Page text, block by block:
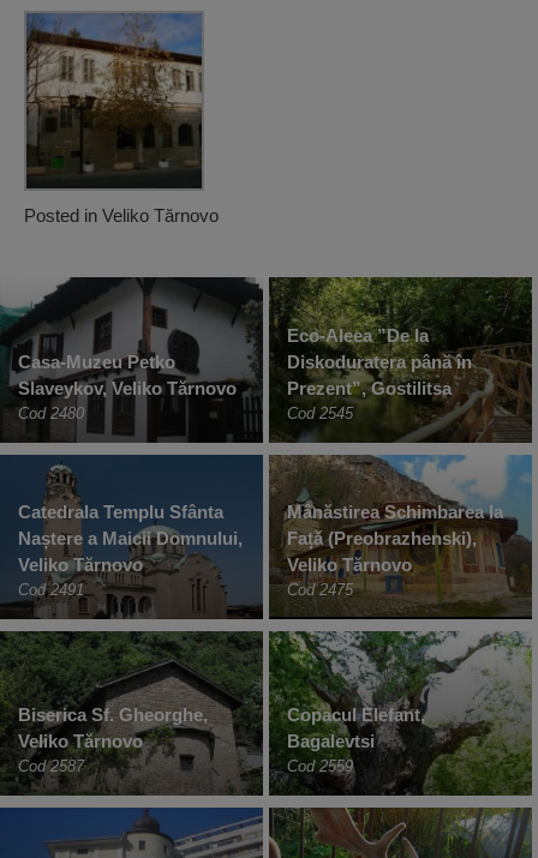
Posted in Veliko Tărnovo
Casa-Muzeu Petko
Slaveykov, Veliko Tărnovo
Cod 2480
Eco-Aleea ”De la
Diskoduratera până în
Prezent”, Gostilitsa
Cod 2545
Catedrala Templu Sfânta
Naștere a Maicii Domnului,
Veliko Tărnovo
Cod 2491
Mânăstirea Schimbarea la
Față (Preobrazhenski),
Veliko Tărnovo
Cod 2475
Biserica Sf. Gheorghe,
Veliko Tărnovo
Cod 2587
Copacul Elefant,
Bagalevtsi
Cod 2559